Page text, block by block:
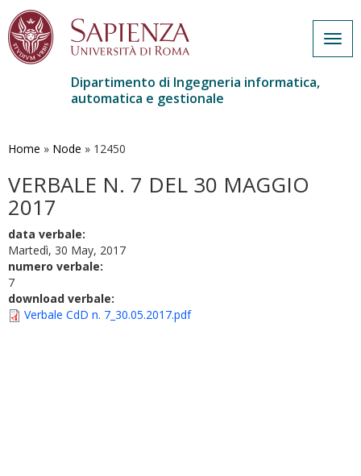
contenuto
Dipartimento di Ingegneria informatica,
automatica e gestionale
Home » Node » 12450
VERBALE N. 7 DEL 30 MAGGIO
2017
data verbale:
Martedì, 30 May, 2017
numero verbale:
7
download verbale:
Verbale CdD n. 7_30.05.2017.pdf